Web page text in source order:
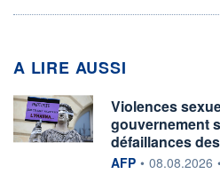
A LIRE AUSSI
Violences
gouvernement
défaillances
information fournie
AFP • 08.08.2026 •